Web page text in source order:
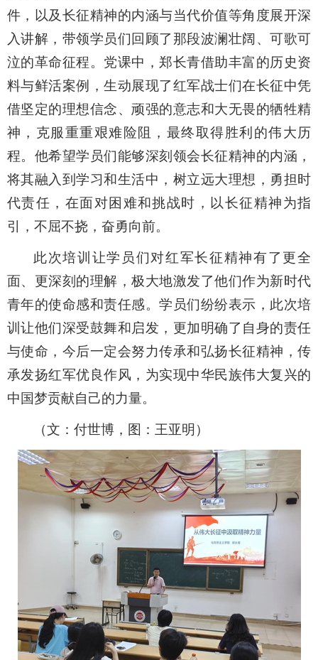
件，以及长征精神的内涵与当代价值等角度展开深
入讲解，带领学员们回顾了那段波澜壮阔、可歌可
泣的革命征程。 党课中，郑长青借助丰富的历史资
料与鲜活案例，生动展现了红军战士们在长征中凭
借坚定的理想信念、顽强的意志和大无畏的牺牲精
神，克服重重艰难险阻，最终取得胜利的伟大历
程。他希望学员们能够深刻领会长征精神的内涵，
将其融入到学习和生活中，树立远大理想，勇担时
代责任，在面对困难和挑战时，以长征精神为指
引，不屈不挠，奋勇向前。
此次培训让学员们对红军长征精神有了更全
面、更深刻的理解，极大地激发了他们作为新时代
青年的使命感和责任感。学员们纷纷表示，此次培
训让他们深受鼓舞和启发，更加明确了自身的责任
与使命，今后一定会努力传承和弘扬长征精神， 传
承发扬红军优良作风， 为实现中华民族伟大复兴的
中国梦贡献自己的力量。
（文：付世博 ， 图：王亚明 ）